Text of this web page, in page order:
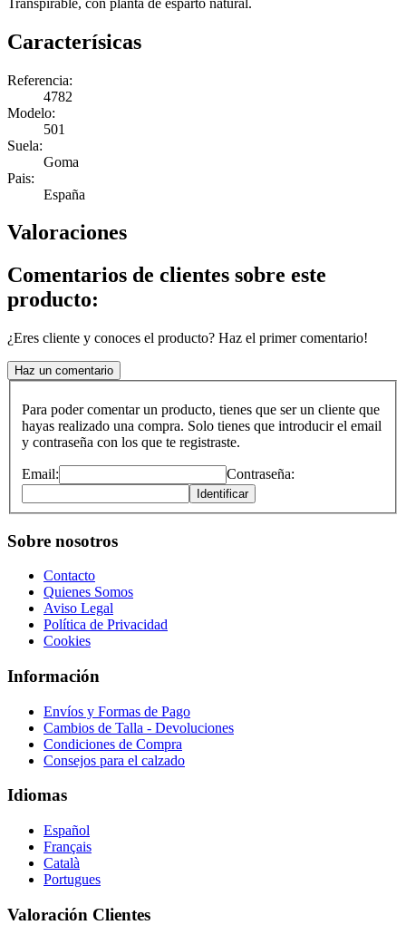
Caracterísicas
Referencia:
4782
Modelo:
501
Suela:
Goma
Pais:
España
Valoraciones
Comentarios de clientes sobre este
producto:
¿Eres cliente y conoces el producto? Haz el primer comentario!
Haz un comentario
Para poder comentar un producto, tienes que ser un cliente que
hayas realizado una compra. Solo tienes que introducir el email
y contraseña con los que te registraste.
Email: Contraseña:
Identificar
Sobre nosotros
Contacto
Quienes Somos
Aviso Legal
Política de Privacidad
Cookies
Información
Envíos y Formas de Pago
Cambios de Talla - Devoluciones
Condiciones de Compra
Consejos para el calzado
Idiomas
Español
Français
Català
Portugues
Valoración Clientes